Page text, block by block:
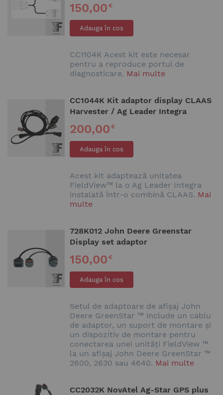
150,00€
Adauga în cos
CC1104K Acest kit este necesar
pentru a reproduce portul de
diagnosticare. Mai multe
CC1044K Kit adaptor display CLAAS
Harvester / Ag Leader Integra
200,00€
Adauga în cos
Acest kit adaptează unitatea
FieldView™ la o Ag Leader Integra
instalată într-o combină CLAAS. Mai
multe
728K012 John Deere Greenstar
Display set adaptor
150,00€
Adauga în cos
Setul de adaptoare de afișaj John
Deere GreenStar ™ include un cablu
de adaptor, un suport de montare și
un dispozitiv de montare pentru
conectarea unei unități FieldView ™
la un afișaj John Deere GreenStar ™
2600, 2630 sau 4640. Mai multe
CC2032K NovAtel Ag-Star GPS plus